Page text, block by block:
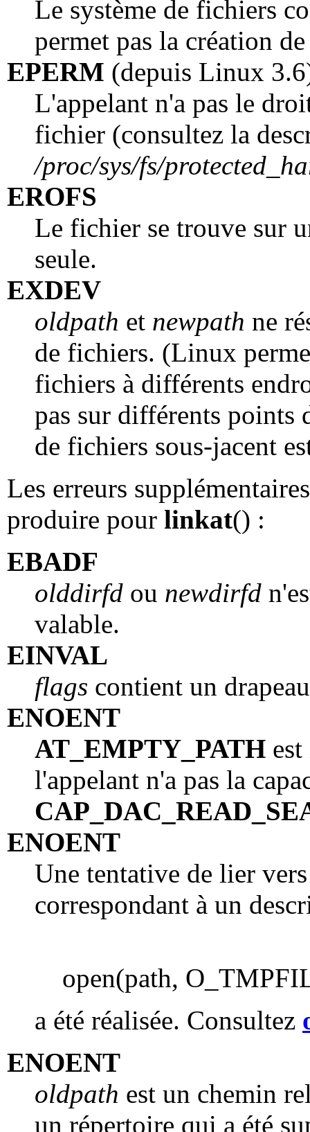
Le système de fichiers
permet pas la création
EPERM (depuis Linux
L'appelant n'a pas le
fichier (consultez la
/proc/sys/fs/
EROFS
Le fichier se trouve sur
seule.
EXDEV
oldpath et newpath ne
de fichiers. (Linux
fichiers à différents
pas sur différents points
de fichiers sous-jacent
Les erreurs
produire pour linkat() :
EBADF
olddirfd ou newdirfd
valable.
EINVAL
flags contient un
ENOENT
AT_EMPTY_PATH
l'appelant n'a pas la
ENOENT
Une tentative de lier
correspondant à un
open(path,
a été réalisée. Consultez
ENOENT
oldpath est un chemin
un répertoire qui a été